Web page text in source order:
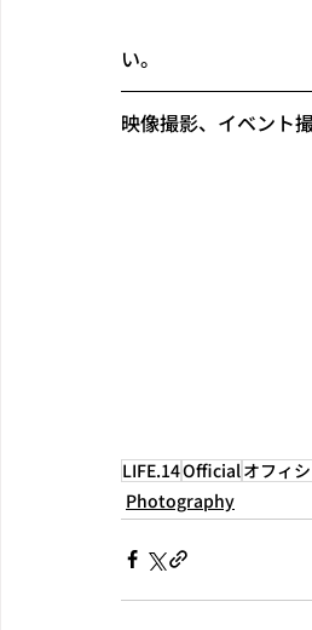
い。
映像撮影、イベント
LIFE.14Official オフィ
Photography